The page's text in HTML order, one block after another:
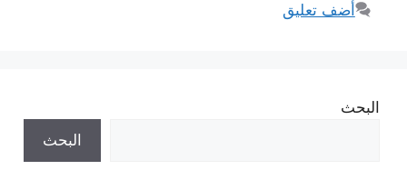
أضف تعليق
البحث
البحث